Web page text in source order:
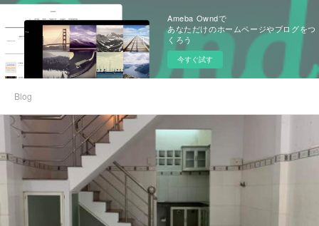
Ameba Owndで
あなただけのホームページやブログをつ
くろう
今すぐ試す
Blog